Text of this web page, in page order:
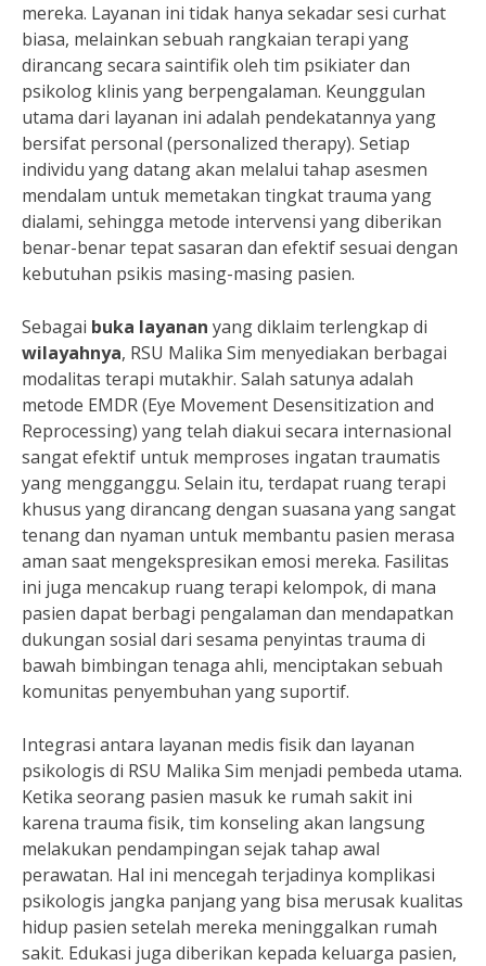
mereka. Layanan ini tidak hanya sekadar sesi curhat
biasa, melainkan sebuah rangkaian terapi yang
dirancang secara saintifik oleh tim psikiater dan
psikolog klinis yang berpengalaman. Keunggulan
utama dari layanan ini adalah pendekatannya yang
bersifat personal (personalized therapy). Setiap
individu yang datang akan melalui tahap asesmen
mendalam untuk memetakan tingkat trauma yang
dialami, sehingga metode intervensi yang diberikan
benar-benar tepat sasaran dan efektif sesuai dengan
kebutuhan psikis masing-masing pasien.
Sebagai buka layanan yang diklaim terlengkap di
wilayahnya, RSU Malika Sim menyediakan berbagai
modalitas terapi mutakhir. Salah satunya adalah
metode EMDR (Eye Movement Desensitization and
Reprocessing) yang telah diakui secara internasional
sangat efektif untuk memproses ingatan traumatis
yang mengganggu. Selain itu, terdapat ruang terapi
khusus yang dirancang dengan suasana yang sangat
tenang dan nyaman untuk membantu pasien merasa
aman saat mengekspresikan emosi mereka. Fasilitas
ini juga mencakup ruang terapi kelompok, di mana
pasien dapat berbagi pengalaman dan mendapatkan
dukungan sosial dari sesama penyintas trauma di
bawah bimbingan tenaga ahli, menciptakan sebuah
komunitas penyembuhan yang suportif.
Integrasi antara layanan medis fisik dan layanan
psikologis di RSU Malika Sim menjadi pembeda utama.
Ketika seorang pasien masuk ke rumah sakit ini
karena trauma fisik, tim konseling akan langsung
melakukan pendampingan sejak tahap awal
perawatan. Hal ini mencegah terjadinya komplikasi
psikologis jangka panjang yang bisa merusak kualitas
hidup pasien setelah mereka meninggalkan rumah
sakit. Edukasi juga diberikan kepada keluarga pasien,